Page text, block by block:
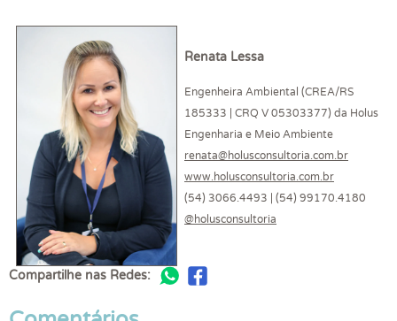
Renata Lessa
Engenheira Ambiental (CREA/RS
185333 | CRQ V 05303377) da Holus
Engenharia e Meio Ambiente
renata@holusconsultoria.com.br
www.holusconsultoria.com.br
(54) 3066.4493 | (54) 99170.4180
@holusconsultoria
Compartilhe nas Redes: